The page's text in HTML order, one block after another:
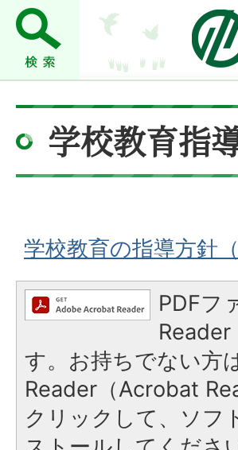
学校教育指
学校教育の指導方針
PDFフ
す。お持ちでない方
Reader（Acrobat
クリックして、ソフ